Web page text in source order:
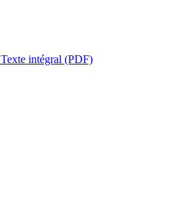
Texte intégral (PDF)